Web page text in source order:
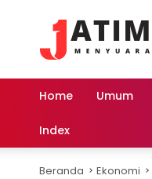
Home Umum
Index
Beranda Ekonomi